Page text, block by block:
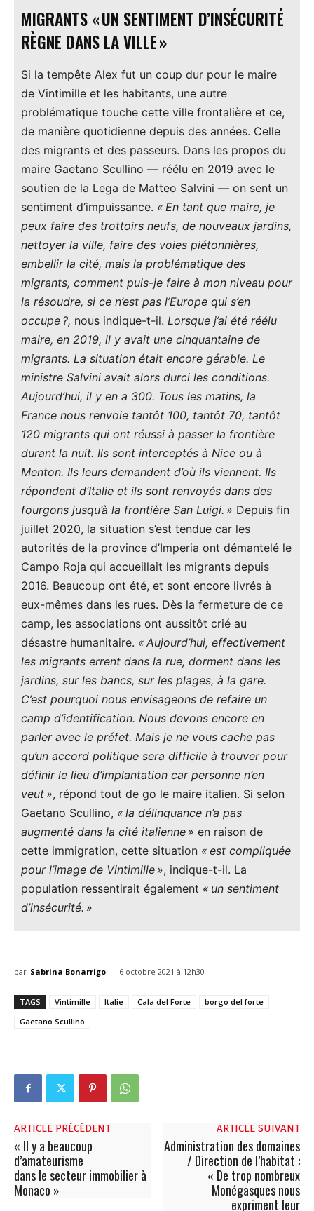
MIGRANTS « UN SENTIMENT D’INSÉCURITÉ
RÈGNE DANS LA VILLE »
Si la tempête Alex fut un coup dur pour le maire
de Vintimille et les habitants, une autre
problématique touche cette ville frontalière et ce,
de manière quotidienne depuis des années. Celle
des migrants et des passeurs. Dans les propos du
maire Gaetano Scullino — réélu en 2019 avec le
soutien de la Lega de Matteo Salvini — on sent un
sentiment d’impuissance. « En tant que maire, je
peux faire des trottoirs neufs, de nouveaux jardins,
nettoyer la ville, faire des voies piétonnières,
embellir la cité, mais la problématique des
migrants, comment puis-je faire à mon niveau pour
la résoudre, si ce n’est pas l’Europe qui s’en
occupe ?, nous indique-t-il. Lorsque j’ai été réélu
maire, en 2019, il y avait une cinquantaine de
migrants. La situation était encore gérable. Le
ministre Salvini avait alors durci les conditions.
Aujourd’hui, il y en a 300. Tous les matins, la
France nous renvoie tantôt 100, tantôt 70, tantôt
120 migrants qui ont réussi à passer la frontière
durant la nuit. Ils sont interceptés à Nice ou à
Menton. Ils leurs demandent d’où ils viennent. Ils
répondent d’Italie et ils sont renvoyés dans des
fourgons jusqu’à la frontière San Luigi. » Depuis fin
juillet 2020, la situation s’est tendue car les
autorités de la province d’Imperia ont démantelé le
Campo Roja qui accueillait les migrants depuis
2016. Beaucoup ont été, et sont encore livrés à
eux-mêmes dans les rues. Dès la fermeture de ce
camp, les associations ont aussitôt crié au
désastre humanitaire. « Aujourd’hui, effectivement
les migrants errent dans la rue, dorment dans les
jardins, sur les bancs, sur les plages, à la gare.
C’est pourquoi nous envisageons de refaire un
camp d’identification. Nous devons encore en
parler avec le préfet. Mais je ne vous cache pas
qu’un accord politique sera difficile à trouver pour
définir le lieu d’implantation car personne n’en
veut », répond tout de go le maire italien. Si selon
Gaetano Scullino, « la délinquance n’a pas
augmenté dans la cité italienne » en raison de
cette immigration, cette situation « est compliquée
pour l’image de Vintimille », indique-t-il. La
population ressentirait également « un sentiment
d’insécurité. »
par Sabrina Bonarrigo - 6 octobre 2021 à 12h30
TAGS Vintimille Italie Cala del Forte
borgo del forte
Gaetano Scullino
ARTICLE PRÉCÉDENT
« Il y a beaucoup
d’amateurisme
dans le secteur immobilier à
Monaco »
ARTICLE SUIVANT
Administration des domaines
/ Direction de l’habitat :
« De trop nombreux
Monégasques nous
expriment leur